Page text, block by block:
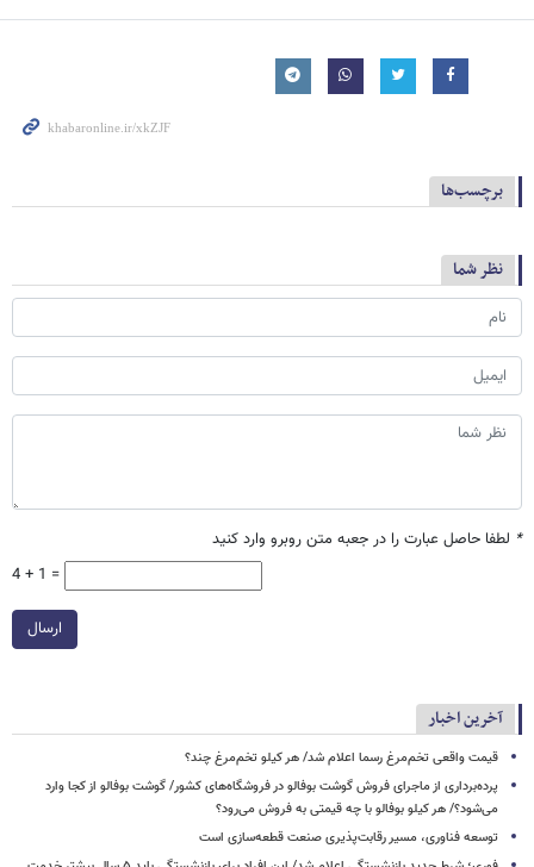
برچسب‌ها
نظر شما
* لطفا حاصل عبارت را در جعبه متن روبرو وارد کنید
4 + 1 =
ارسال
آخرین اخبار
قیمت واقعی تخم‌مرغ رسما اعلام شد/ هر کیلو تخم‌مرغ چند؟
پرده‌برداری از ماجرای فروش گوشت بوفالو در فروشگاه‌های کشور/ گوشت بوفالو از کجا وارد
می‌شود؟/ هر کیلو بوفالو با چه قیمتی به فروش می‌رود؟
توسعه فناوری، مسیر رقابت‌پذیری صنعت قطعه‌سازی است